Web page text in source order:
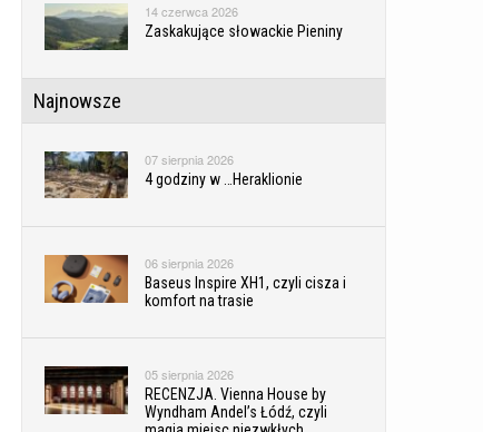
14 czerwca 2026
Zaskakujące słowackie Pieniny
Najnowsze
07 sierpnia 2026
4 godziny w …Heraklionie
06 sierpnia 2026
Baseus Inspire XH1, czyli cisza i
komfort na trasie
05 sierpnia 2026
RECENZJA. Vienna House by
Wyndham Andel’s Łódź, czyli